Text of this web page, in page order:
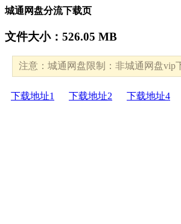
城通网盘分流下载页
文件大小：526.05 MB
注意：城通网盘限制：非城通网盘vip
下载地址1 下载地址2 下载地址4